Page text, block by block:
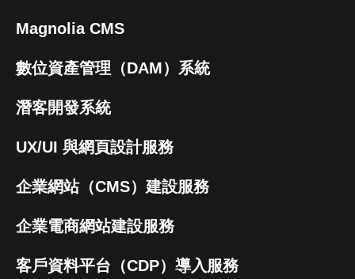
Magnolia CMS
數位資產管理（DAM）系統
潛客開發系統
UX/UI 與網頁設計服務
企業網站（CMS）建設服務
企業電商網站建設服務
客戶資料平台（CDP）導入服務